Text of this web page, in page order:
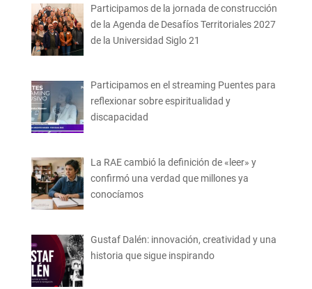
Participamos de la jornada de construcción
de la Agenda de Desafíos Territoriales 2027
de la Universidad Siglo 21
Participamos en el streaming Puentes para
reflexionar sobre espiritualidad y
discapacidad
La RAE cambió la definición de «leer» y
confirmó una verdad que millones ya
conocíamos
Gustaf Dalén: innovación, creatividad y una
historia que sigue inspirando